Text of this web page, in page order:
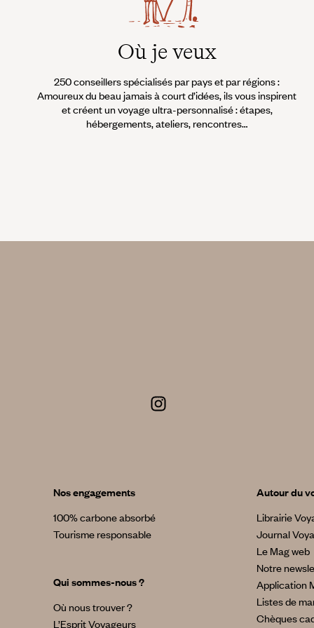
Où je veux
250 conseillers spécialisés par pays et par régions :
Amoureux du beau jamais à court d’idées, ils vous inspirent
et créent un voyage ultra-personnalisé : étapes,
hébergements, ateliers, rencontres…
Nos engagements
100% carbone absorbé
Tourisme responsable
Qui sommes-nous ?
Où nous trouver ?
L’Esprit Voyageurs
Autour du
Librairie
Journal
Le Mag web
Notre
Application
Listes de
Chèques